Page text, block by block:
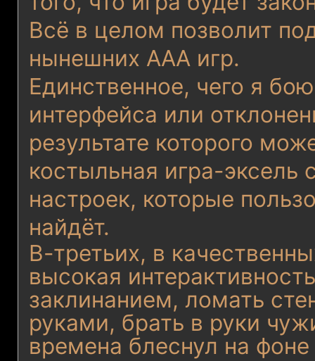
Всё в целом позволит
нынешних AAA игр.
Единственное, чего я
интерфейса или
результате которого
костыльная игра-эксель
настроек, которые
найдёт.
В-третьих, в
высокая
заклинанием, ломать
руками, брать в руки
времена блеснул на фоне